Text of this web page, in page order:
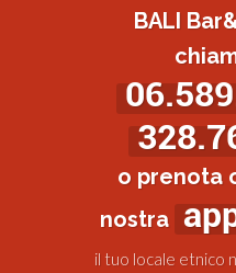
BALI
o prenota
nostra
il tuo locale etnico